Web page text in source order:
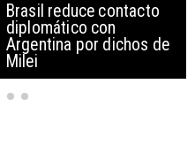
China restringe
exportación de drones a
EEUU y sanciona
empresas